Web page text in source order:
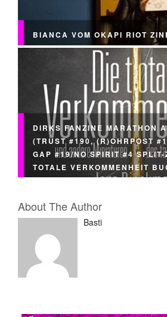
BIANCA VOM OKAPI RIOT
DIRKS FANZINE MARATHON
(TRUST #190, (R)OHRPOST
GAP #19/NO SPIRIT #4
TOTALE VERKOMMENHEIT
About The Author
Basti